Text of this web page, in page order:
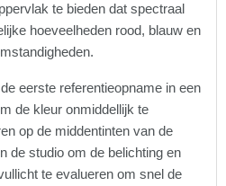
te bieden dat spectraal
hoeveelheden rood, blauw en
eerste referentieopname in een
de kleur onmiddellijk te
op de middentinten van de
de studio om de belichting en
te evalueren om snel de